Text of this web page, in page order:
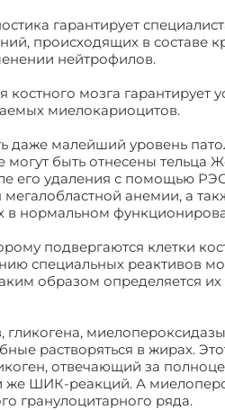
гарантирует
происходящих в составе
нейтрофилов.
мозга гарантирует
миелокариоцитов.
даже малейший уровень
могут быть отнесены
его удаления с помощью
мегалобластной анемии, а
в нормальном
подвергаются клетки
специальных реактивов
образом определяется
растворяться в жирах.
отвечающий за
же ШИК-реакций. А
гранулоцитарного ряда.